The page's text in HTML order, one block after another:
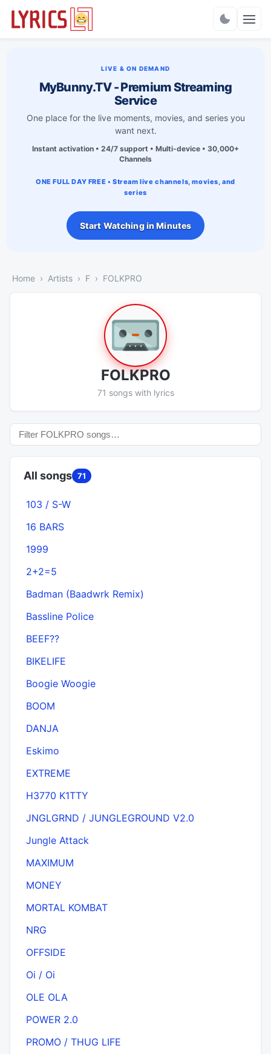
LIVE & ON DEMAND
MyBunny.TV - Premium Streaming
Service
One place for the live moments, movies, and series you
want next.
Instant activation • 24/7 support • Multi-device • 30,000+
Channels
ONE FULL DAY FREE • Stream live channels, movies, and
series
Start Watching in Minutes
Home Artists F FOLKPRO
FOLKPRO
71 songs with lyrics
All songs 71
103 / S-W
16 BARS
1999
2+2=5
Badman (Baadwrk Remix)
Bassline Police
BEEF??
BIKELIFE
Boogie Woogie
BOOM
DANJA
Eskimo
EXTREME
H3770 K1TTY
JNGLGRND / JUNGLEGROUND V2.0
Jungle Attack
MAXIMUM
MONEY
MORTAL KOMBAT
NRG
OFFSIDE
Oi / Oi
OLE OLA
POWER 2.0
PROMO / THUG LIFE